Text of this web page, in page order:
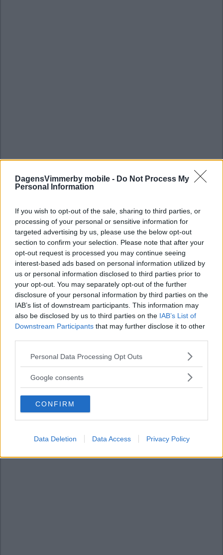
DagensVimmerby mobile - Do Not Process My
Personal Information
If you wish to opt-out of the sale, sharing to third parties, or
processing of your personal or sensitive information for
targeted advertising by us, please use the below opt-out
section to confirm your selection. Please note that after your
opt-out request is processed you may continue seeing
interest-based ads based on personal information utilized by
us or personal information disclosed to third parties prior to
your opt-out. You may separately opt-out of the further
disclosure of your personal information by third parties on the
IAB’s list of downstream participants. This information may
also be disclosed by us to third parties on the IAB’s List of
Downstream Participants that may further disclose it to other
Please note that this website/app uses one or more Google
not limited to your visit or usage behaviour. You may click to
use your data for below specified purposes in below Google
consent section.
Personal Data Processing Opt Outs
Google consents
CONFIRM
Data Deletion Data Access Privacy Policy